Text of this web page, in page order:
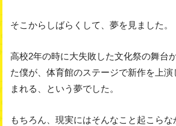
そこからしばらくして、夢を見ました。
高校2年の時に大失敗した文化祭の舞台
た僕が、体育館のステージで新作を上
まれる、という夢でした。
もちろん、現実にはそんなこと起こら